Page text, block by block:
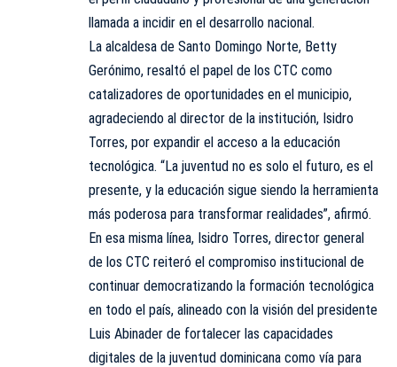
llamada a incidir en el desarrollo nacional.
La alcaldesa de Santo Domingo Norte, Betty
Gerónimo, resaltó el papel de los CTC como
catalizadores de oportunidades en el municipio,
agradeciendo al director de la institución, Isidro
Torres, por expandir el acceso a la educación
tecnológica. “La juventud no es solo el futuro, es el
presente, y la educación sigue siendo la herramienta
más poderosa para transformar realidades”, afirmó.
En esa misma línea, Isidro Torres, director general
de los CTC reiteró el compromiso institucional de
continuar democratizando la formación tecnológica
en todo el país, alineado con la visión del presidente
Luis Abinader de fortalecer las capacidades
digitales de la juventud dominicana como vía para